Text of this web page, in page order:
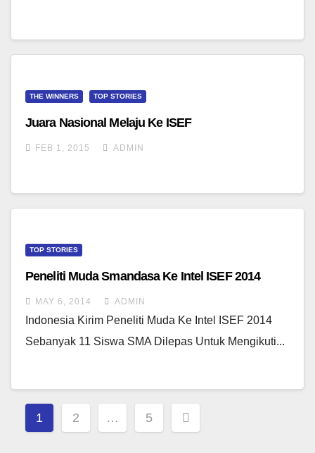
THE WINNERS TOP STORIES
Juara Nasional Melaju Ke ISEF
FEB 1, 2015 ADMIN
TOP STORIES
Peneliti Muda Smandasa Ke Intel ISEF 2014
MAY 6, 2014 ADMIN
Indonesia Kirim Peneliti Muda Ke Intel ISEF 2014
Sebanyak 11 Siswa SMA Dilepas Untuk Mengikuti...
Posts
Pagination
1 2 … 5